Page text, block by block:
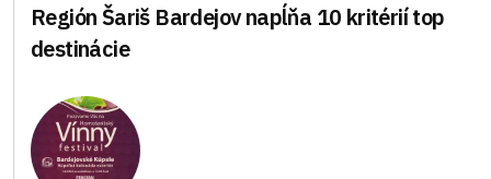
Región Šariš Bardejov napĺňa 10 kritérií top
destinácie